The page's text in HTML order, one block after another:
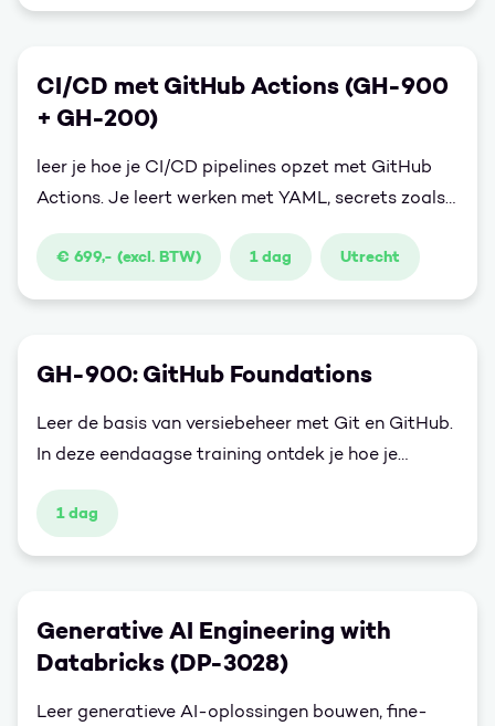
CI/CD met GitHub Actions (GH-900
+ GH-200)
leer je hoe je CI/CD pipelines opzet met GitHub
Actions. Je leert werken met YAML, secrets zoals
Azure Key Vault, en bouwt workflows voor
deployment, goedkeuring en validatie. De training
€ 699,- (excl. BTW) 1 dag Utrecht
GH-900: GitHub Foundations
Leer de basis van versiebeheer met Git en GitHub.
In deze eendaagse training ontdek je hoe je
repositories beheert, samenwerkt via issues en
pull requests, en versiegeschiedenis efficiënt
documentatieschrijvers en teams die hun
samenwerking willen versterken.
1 dag
Generative AI Engineering with
Databricks (DP-3028)
Leer generatieve AI-oplossingen bouwen, fine-